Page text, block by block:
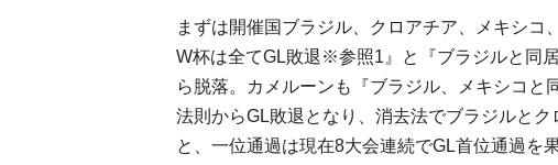
まずは開催国ブラジル、クロアチア、メキシ
W杯は全てGL敗退※参照1』と『ブラジルと同
ら脱落。カメルーンも『ブラジル、メキシコ
法則からGL敗退となり、消去法でブラジルと
と、一位通過は現在8大会連続でGL首位通過を